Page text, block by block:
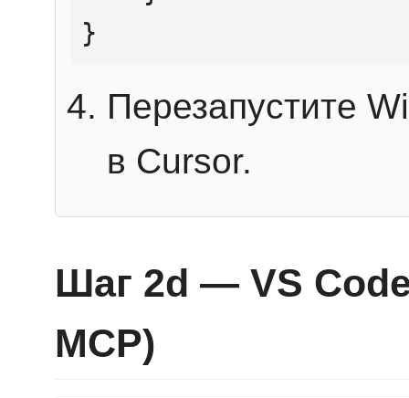
}
Перезапустите
в Cursor.
Шаг 2d — VS
MCP)